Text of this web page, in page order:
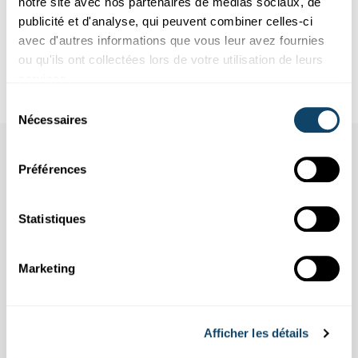
publicité et d'analyse, qui peuvent combiner celles-ci
avec d'autres informations que vous leur avez fournies
ou qu'ils ont collectées lors de votre utilisation de leurs
Nécessaires
Préférences
Statistiques
Marketing
Afficher les détails
Une technologie spatiale poids plume : au LIST, Naoufal
Bahlawane développe un revêtement ultra-noir pour l’Agence
Aussi dans cette rubrique